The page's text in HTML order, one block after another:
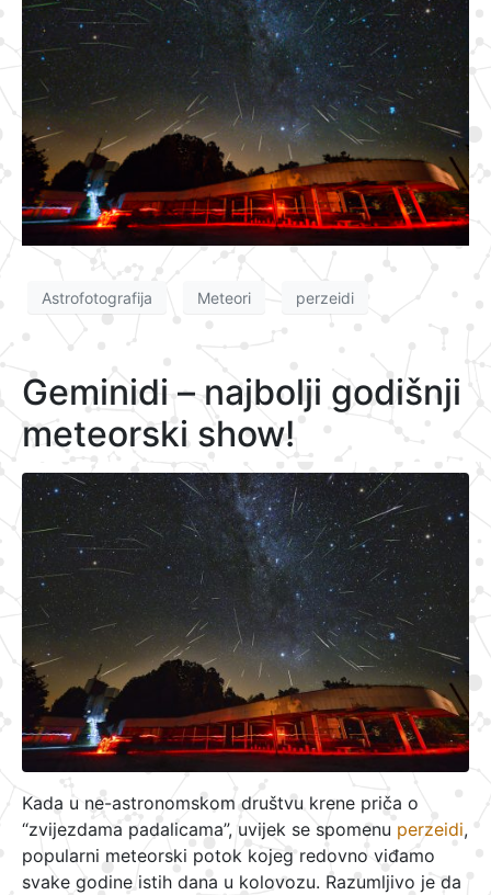
Astrofotografija Meteori perzeidi
Geminidi – najbolji godišnji
meteorski show!
Kada u ne-astronomskom društvu krene priča o
“zvijezdama padalicama”, uvijek se spomenu perzeidi,
popularni meteorski potok kojeg redovno viđamo
svake godine istih dana u kolovozu. Razumljivo je da